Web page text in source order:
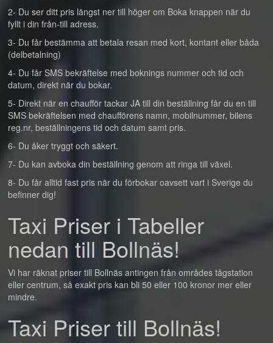
2- Du ser ditt pris längst ner till höger om Boka knappen när du
fyllt i din från-till adress.
3- Du får bestämma att betala resan med kort, kontant eller båda
(delbetalning)
4- Du får SMS bekräftelse med boknings nummer och tid och
datum, direkt när du bokar.
5- Direkt när en chaufför tackar JA till din beställning får du en till
SMS bekräftelsen med chaufförens namn, mobilnummer, bilens
reg.nr, beställningens tid och datum samt pris.
6- Du åker tryggt och säkert.
7- Du kan avboka din beställning genom att ringa till växel.
8- Du får alltid fast pris när du förbokar oavsett vart i Sverige du
befinner dig!
Taxi Priser i Tabeller
nedan till Bollnäs!
Vi har räknat priser till Bollnäs antingen från områdes tågstation
eller centrum, så exakt pris kan bli 50 eller 100 kronor mer eller
mindre.
Taxi Priser till Bollnäs!